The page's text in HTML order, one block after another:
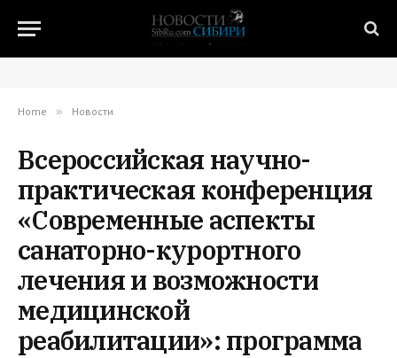
Home » Новости
Всероссийская научно-
практическая конференция
«Современные аспекты
санаторно-курортного
лечения и возможности
медицинской
реабилитации»: программа